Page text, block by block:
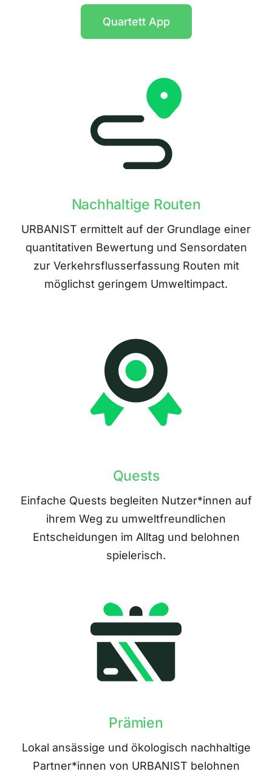
Quartett App
Nachhaltige Routen
URBANIST ermittelt auf der Grundlage einer
quantitativen Bewertung und Sensordaten
zur Verkehrsflusserfassung Routen mit
möglichst geringem Umweltimpact.
Quests
Einfache Quests begleiten Nutzer*innen auf
ihrem Weg zu umweltfreundlichen
Entscheidungen im Alltag und belohnen
spielerisch.
Prämien
Lokal ansässige und ökologisch nachhaltige
Partner*innen von URBANIST belohnen